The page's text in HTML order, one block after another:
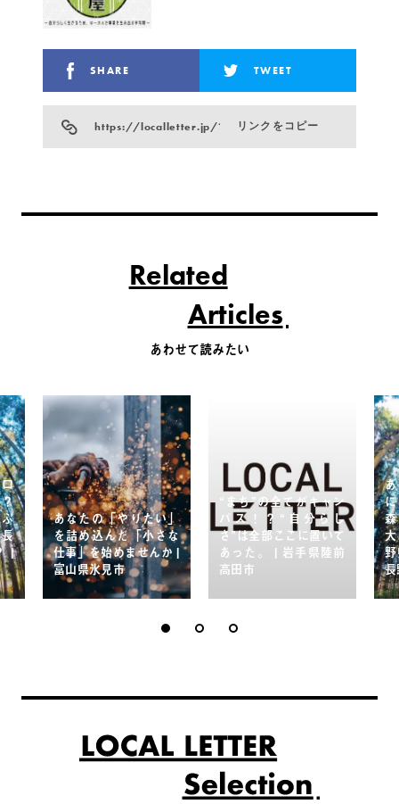
SHARE TWEET
https://localletter.jp/?p=936リンクをコピー
Related
Articles
あわせて読みたい
|
あなたの「やりたい」
を詰め込んだ「小さな
仕事」を始めませんか |
富山県氷見市
“まち”の全てがキャン
パス！？“自分らし
さ”は全部ここに置いて
あった。 | 岩手県陸前
高田市